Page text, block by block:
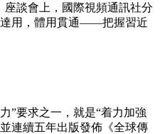
产业+
談會上，國際視頻通訊社分
達用，體用貫通——把握習近
”要求之一，就是“着力加強
連續五年出版發佈《全球傳